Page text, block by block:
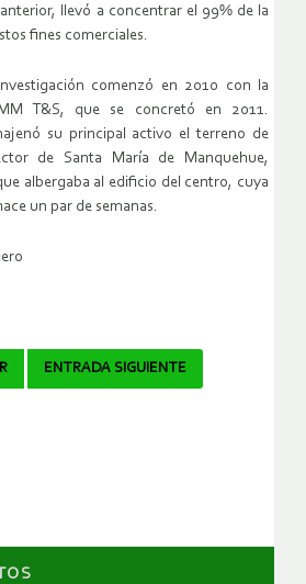
llevó a concentrar el 99% de la
fines comerciales.
comenzó en 2010 con la
T&S, que se concretó en 2011.
su principal activo el terreno de
de Santa María de Manquehue,
albergaba al edificio del centro, cuya
un par de semanas.
ENTRADA SIGUIENTE